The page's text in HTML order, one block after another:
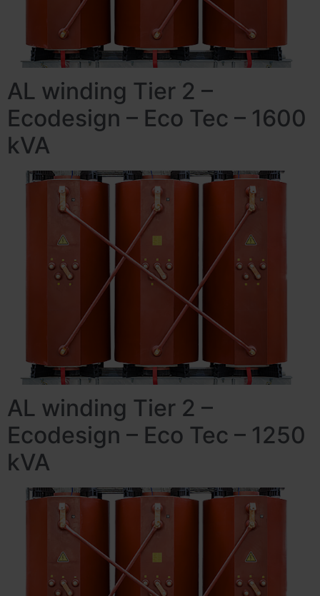
AL winding Tier 2 –
Ecodesign – Eco Tec – 1600
kVA
AL winding Tier 2 –
Ecodesign – Eco Tec – 1250
kVA